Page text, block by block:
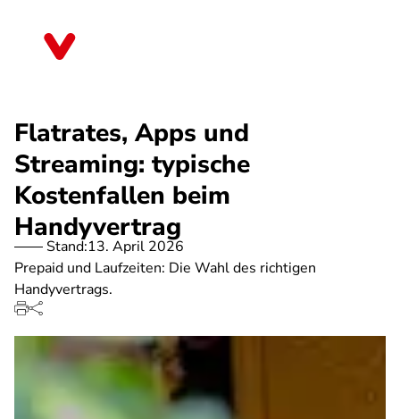
Flatrates, Apps und
Streaming: typische
Kostenfallen beim
Handyvertrag
Stand:13. April 2026
Prepaid und Laufzeiten: Die Wahl des richtigen
Handyvertrags.